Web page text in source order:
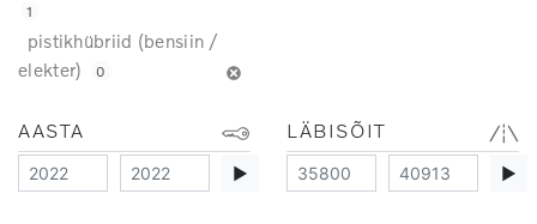
1
pistikhübriid (bensiin /
elekter)
0
AASTA
▶
LÄBISÕIT
▶